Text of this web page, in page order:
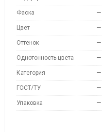
Фаска —
Цвет —
Оттенок —
Однотонность цвета —
Категория —
ГОСТ/ТУ —
Упаковка —